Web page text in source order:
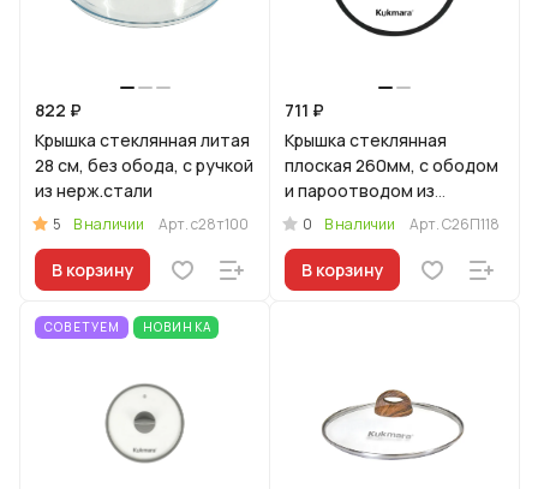
822 ₽
Крышка стеклянная литая
28 см, без обода, с ручкой
из нерж.стали
5 В наличии Арт.с28т100
В корзину
711 ₽
Крышка стеклянная
плоская 260мм, с ободом
и пароотводом из
силикона и бакелитовой
ручкой софт-тач цв
0 В наличии Арт.С26П118
В корзину
СОВЕТУЕМ НОВИНКА